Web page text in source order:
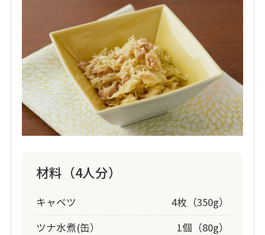
材料（4人分）
キャベツ
4枚（350g）
ツナ水煮(缶）
1個（80g）